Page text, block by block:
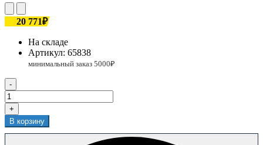
20 771₽
На складе
Артикул: 65838
-
+
В корзину